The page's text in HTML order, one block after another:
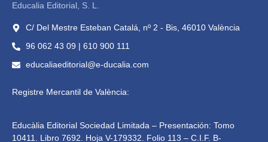
Educalia Editorial, S. L.
C/ Del Mestre Esteban Catalá, nº 2 - Bis, 46010 València
96 062 43 09 | 610 900 111
educaliaeditorial@e-ducalia.com
Registre Mercantil de València:
Educàlia Editorial Sociedad Limitada – Presentación: Tomo
10411. Libro 7692. Hoja V-179332. Folio 113 – C.I.F. B-